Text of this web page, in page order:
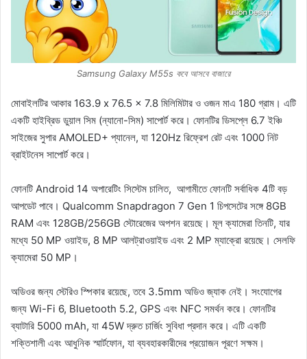
Samsung Galaxy M55s কবে আসবে বাজারে
মোবাইলটির আকার 163.9 x 76.5 x 7.8 মিলিমিটার ও ওজন মাএ 180 গ্রাম। এটি
একটি হাইব্রিড ডুয়াল সিম (ন্যানো-সিম) সাপোর্ট করে। ফোনটির ডিসপ্লে 6.7 ইঞ্চি
সাইজের সুপার AMOLED+ প্যানেল, যা 120Hz রিফ্রেশ রেট এবং 1000 নিট
ব্রাইটনেস সাপোর্ট করে।
ফোনটি Android 14 অপারেটিং সিস্টেম চালিত, আগামীতে ফোনটি সর্বাধিক 4টি বড়
আপডেট পাবে। Qualcomm Snapdragon 7 Gen 1 চিপসেটের সঙ্গে 8GB
RAM এবং 128GB/256GB স্টোরেজের অপশন রয়েছে। মূল ক্যামেরা তিনটি, যার
মধ্যে 50 MP ওয়াইড, 8 MP আলট্রাওয়াইড এবং 2 MP ম্যাক্রো রয়েছে। সেলফি
ক্যামেরা 50 MP।
অডিওর জন্য স্টেরিও স্পিকার রয়েছে, তবে 3.5mm অডিও জ্যাক নেই। সংযোগের
জন্য Wi-Fi 6, Bluetooth 5.2, GPS এবং NFC সমর্থন করে। ফোনটির
ব্যাটারি 5000 mAh, যা 45W দ্রুত চার্জিং সুবিধা প্রদান করে। এটি একটি
শক্তিশালী এবং আধুনিক স্মার্টফোন, যা ব্যবহারকারীদের প্রয়োজন পূরণে সক্ষম।